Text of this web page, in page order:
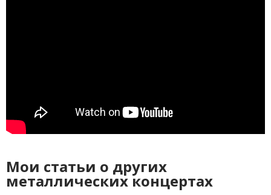
Мои статьи о других
металлических концертах